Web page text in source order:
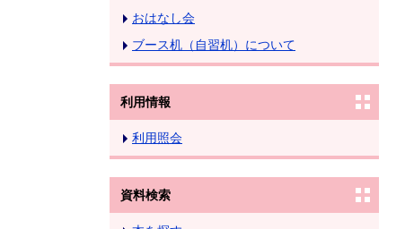
おはなし会
ブース机（自習机）について
利用情報
利用照会
資料検索